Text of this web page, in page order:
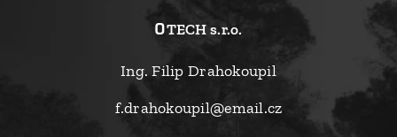
oTECH s.r.o.
Ing. Filip Drahokoupil
f.drahokoupil@email.cz